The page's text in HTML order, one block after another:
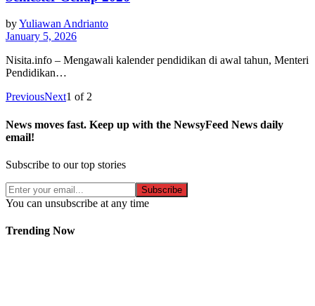
byYuliawan Andrianto
January 5, 2026
Nisita.info – Mengawali kalender pendidikan di awal tahun, Menteri
Pendidikan…
PreviousNext1 of 2
News moves fast. Keep up with the NewsyFeed News daily
email!
Subscribe to our top stories
Subscribe
You can unsubscribe at any time
Trending Now